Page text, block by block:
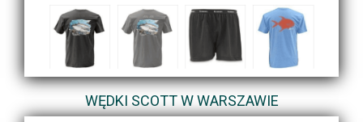
WĘDKI SCOTT W WARSZAWIE